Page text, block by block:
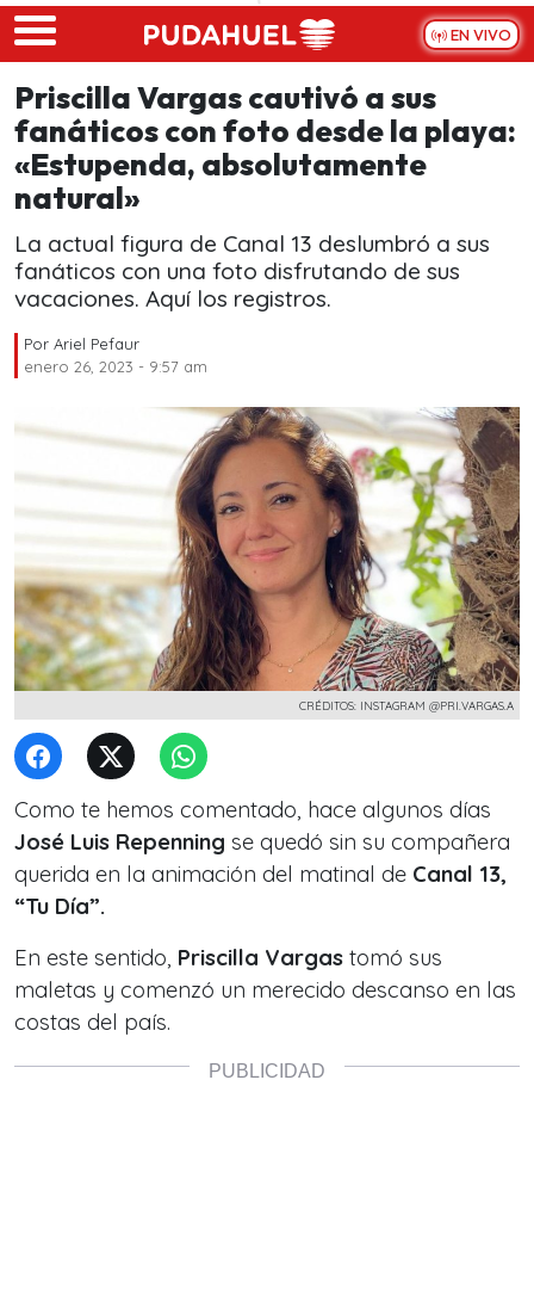
Skip to main content
EN VIVO
Priscilla Vargas cautivó a sus
fanáticos con foto desde la playa:
«Estupenda, absolutamente
natural»
La actual figura de Canal 13 deslumbró a sus
fanáticos con una foto disfrutando de sus
vacaciones. Aquí los registros.
Por Ariel Pefaur
enero 26, 2023 - 9:57 am
CRÉDITOS: INSTAGRAM @PRI.VARGAS.A
Como te hemos comentado, hace algunos días
José Luis Repenning se quedó sin su compañera
querida en la animación del matinal de Canal 13,
“Tu Día”.
En este sentido, Priscilla Vargas tomó sus
maletas y comenzó un merecido descanso en las
costas del país.